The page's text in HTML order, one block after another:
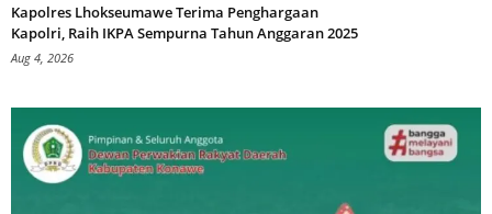
Kapolres Lhokseumawe Terima Penghargaan
Kapolri, Raih IKPA Sempurna Tahun Anggaran 2025
Aug 4, 2026